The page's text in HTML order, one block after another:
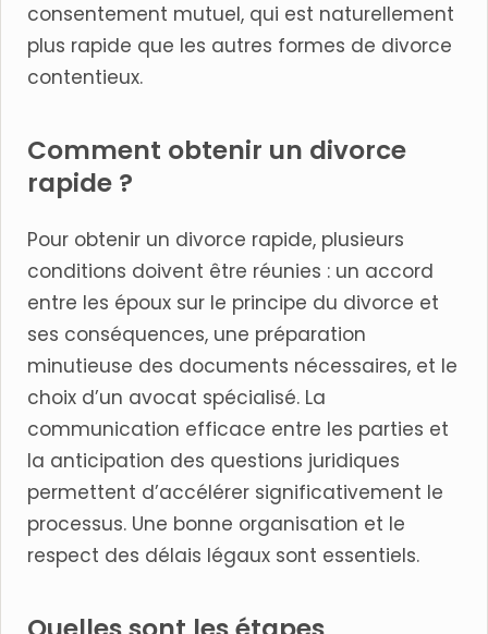
consentement mutuel, qui est naturellement
plus rapide que les autres formes de divorce
contentieux.
Comment obtenir un divorce
rapide ?
Pour obtenir un divorce rapide, plusieurs
conditions doivent être réunies : un accord
entre les époux sur le principe du divorce et
ses conséquences, une préparation
minutieuse des documents nécessaires, et le
choix d’un avocat spécialisé. La
communication efficace entre les parties et
la anticipation des questions juridiques
permettent d’accélérer significativement le
processus. Une bonne organisation et le
respect des délais légaux sont essentiels.